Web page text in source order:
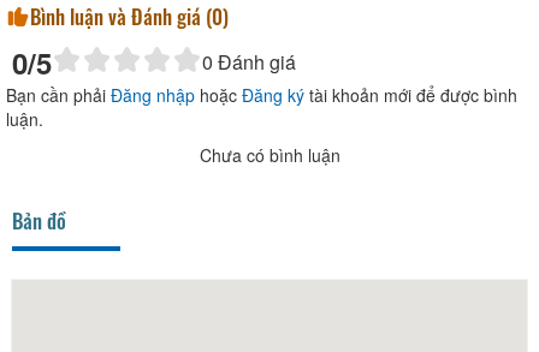
Bình luận và Đánh giá (0)
0/5 0 Đánh giá
Bạn cần phải Đăng nhập hoặc Đăng ký tài khoản mới để được bình
luận.
Chưa có bình luận
Bản đồ